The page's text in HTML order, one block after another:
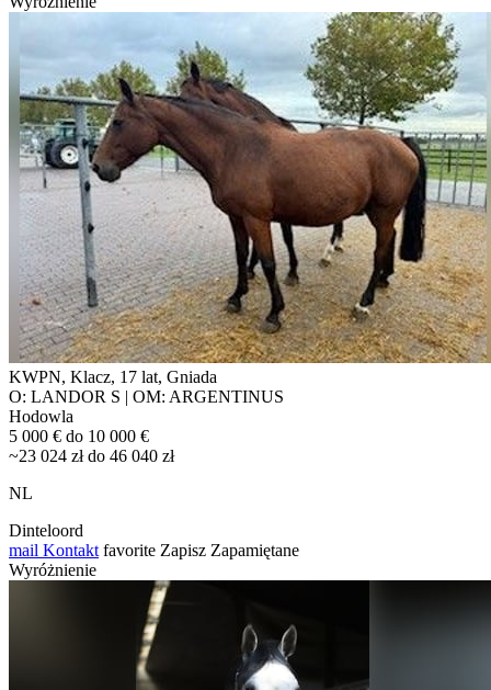
KWPN, Klacz, 17 lat, Gniada
O: LANDOR S | OM: ARGENTINUS
Hodowla
5 000 € do 10 000 €
~23 024 zł do 46 040 zł
NL
Dinteloord
mail Kontakt favorite Zapisz Zapamiętane
Wyróżnienie